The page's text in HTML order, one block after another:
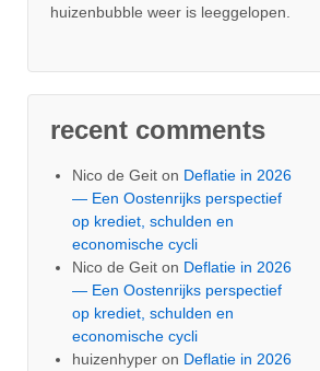
huizenbubble weer is leeggelopen.
recent comments
Nico de Geit on Deflatie in 2026
— Een Oostenrijks perspectief
op krediet, schulden en
economische cycli
Nico de Geit on Deflatie in 2026
— Een Oostenrijks perspectief
op krediet, schulden en
economische cycli
huizenhyper on Deflatie in 2026